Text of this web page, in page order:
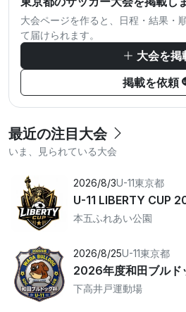
大会ページを作ると、日程・結果・
て届けられます。
大会を掲
掲載を依頼
最近の注目大会
いま、見られている大会
2026/8/3U-11東京都
U-11 LIBERTY CUP
本五ふれあい公園
2026/8/25U-11東京都
2026年度和田ブルド
下高井戸運動場